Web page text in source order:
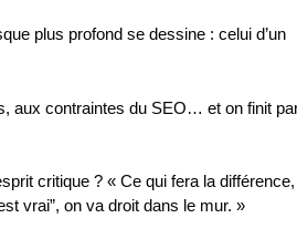
plus profond se dessine : celui d’un
aux contraintes du SEO… et on finit
critique ? « Ce qui fera la différence,
vrai”, on va droit dans le mur. »